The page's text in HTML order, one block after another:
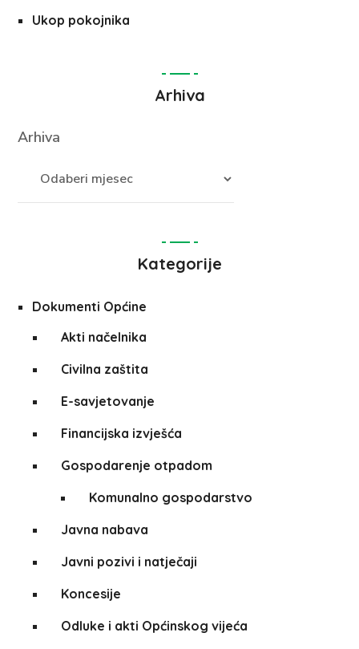
Ukop pokojnika
Arhiva
Arhiva
Kategorije
Dokumenti Općine
Akti načelnika
Civilna zaštita
E-savjetovanje
Financijska izvješća
Gospodarenje otpadom
Komunalno gospodarstvo
Javna nabava
Javni pozivi i natječaji
Koncesije
Odluke i akti Općinskog vijeća